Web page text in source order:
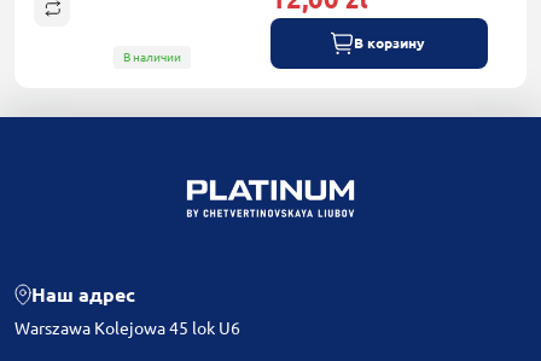
В наличии
В корзину
Наш адрес
Warszawa Kolejowa 45 lok U6